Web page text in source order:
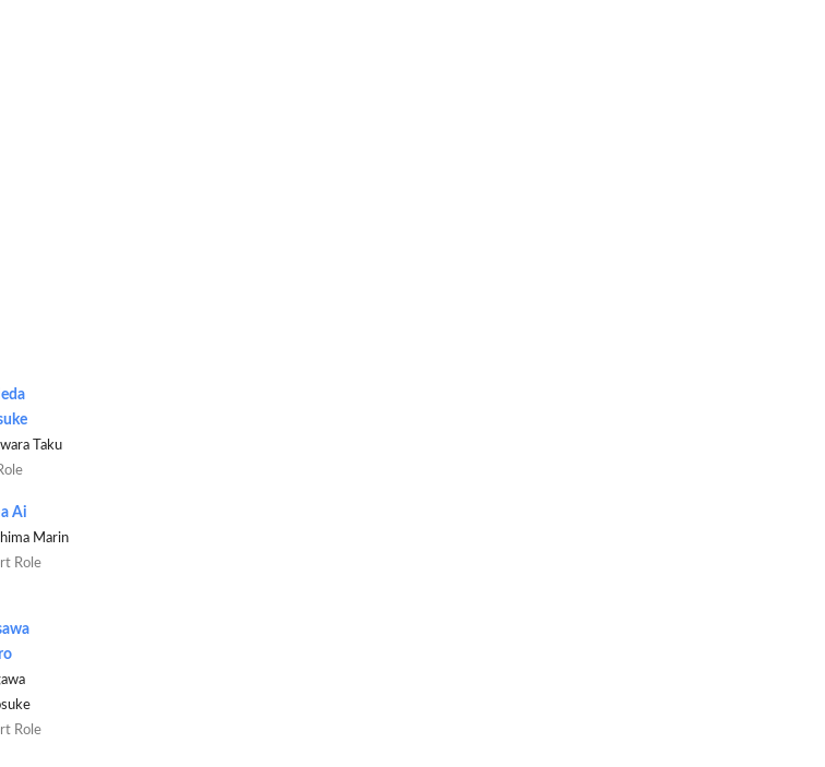
Taku
Ai
Marin
Role
Role